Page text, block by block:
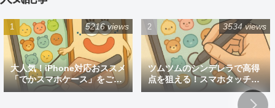
大人気！iPhone対応おススメ
「でかスマホケース」をご紹
介
5216 views
ツムツムのシンデレラで高得
点を狙える！スマホタッチペ
ン
3534 views